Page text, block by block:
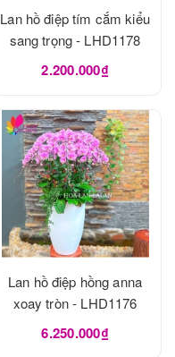
Lan hồ điệp tím cắm kiểu
sang trọng - LHD1178
2.200.000₫
Lan hồ điệp hồng anna
xoay tròn - LHD1176
6.250.000₫